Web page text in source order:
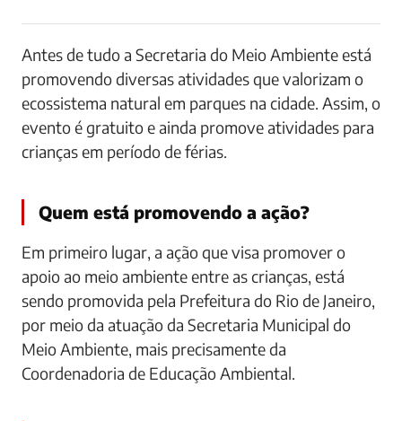
Antes de tudo a Secretaria do Meio Ambiente está
promovendo diversas atividades que valorizam o
ecossistema natural em parques na cidade. Assim, o
evento é gratuito e ainda promove atividades para
crianças em período de férias.
Quem está promovendo a ação?
Em primeiro lugar, a ação que visa promover o
apoio ao meio ambiente entre as crianças, está
sendo promovida pela Prefeitura do Rio de Janeiro,
por meio da atuação da Secretaria Municipal do
Meio Ambiente, mais precisamente da
Coordenadoria de Educação Ambiental.